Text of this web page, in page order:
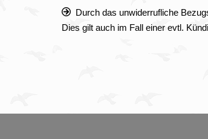
Durch das unwiderrufliche
Dies gilt auch im Fall einer evtl.